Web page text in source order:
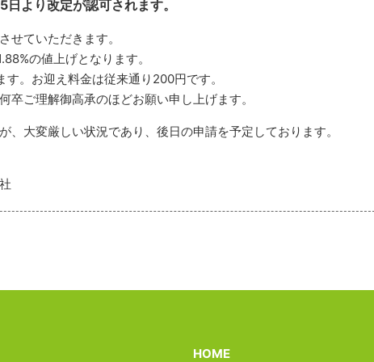
より改定が認可されます。
せていただきます。
の値上げとなります。
。お迎え料金は従来通り200円です。
ご理解御高承のほどお願い申し上げます。
大変厳しい状況であり、後日の申請を予定しております。
HOME